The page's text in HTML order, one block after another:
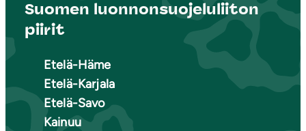
Suomen luonnonsuojeluliiton
piirit
Etelä-Häme
Etelä-Karjala
Etelä-Savo
Kainuu